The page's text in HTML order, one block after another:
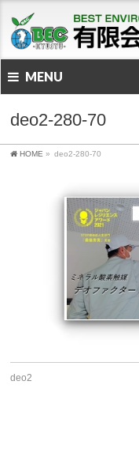
MENU
deo2-280-70
HOME » deo2-280-70
deo2